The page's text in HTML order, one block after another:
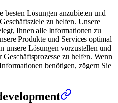
besten Lösungen anzubieten und
zu helfen. Unsere
Ihnen alle Informationen zu
Produkte und Services optimal
unsere Lösungen vorzustellen und
zu helfen. Wenn
benötigen, zögern Sie